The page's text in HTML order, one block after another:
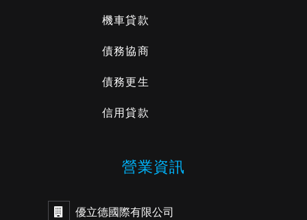
機車貸款
債務協商
債務更生
信用貸款
營業資訊
優立德國際有限公司